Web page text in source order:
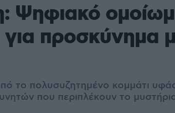
Ψηφιακό
για προσκύνημα
το πολυσυζητημένο κομμάτι
που περιπλέκουν το